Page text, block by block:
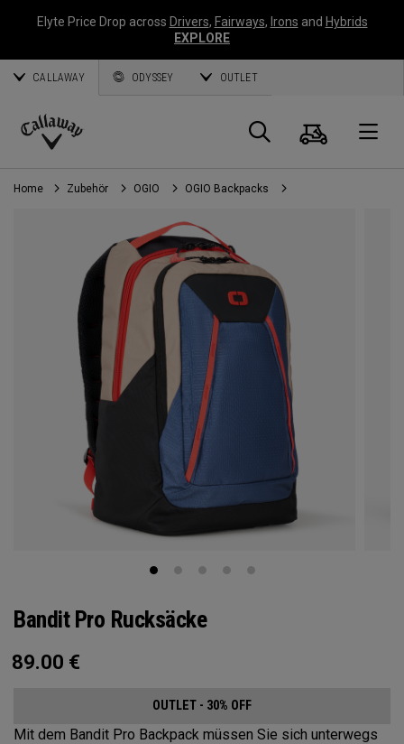
Elyte Price Drop across Drivers, Fairways, Irons and Hybrids
EXPLORE
CALLAWAY ODYSSEY OUTLET
Callaway
Golf
Suche
Home Zubehör OGIO OGIO Backpacks
Bandit Pro Rucksäcke
89.00 €
OUTLET - 30% OFF
Mit dem Bandit Pro Backpack müssen Sie sich unterwegs